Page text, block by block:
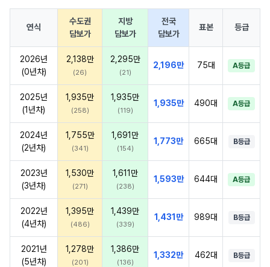
연식
수도권
담보가
지방
담보가
전국
담보가
표본 등급
2026년
(0년차)
2,138만
(26)
2,295만
(21)
2,196만 75대 A등급
2025년
(1년차)
1,935만
(258)
1,935만
(119)
1,935만 490대 A등급
2024년
(2년차)
1,755만
(341)
1,691만
(154)
1,773만 665대 B등급
2023년
(3년차)
1,530만
(271)
1,611만
(238)
1,593만 644대 A등급
2022년
(4년차)
1,395만
(486)
1,439만
(339)
1,431만 989대 B등급
2021년
(5년차)
1,278만
(201)
1,386만
(136)
1,332만 462대 B등급